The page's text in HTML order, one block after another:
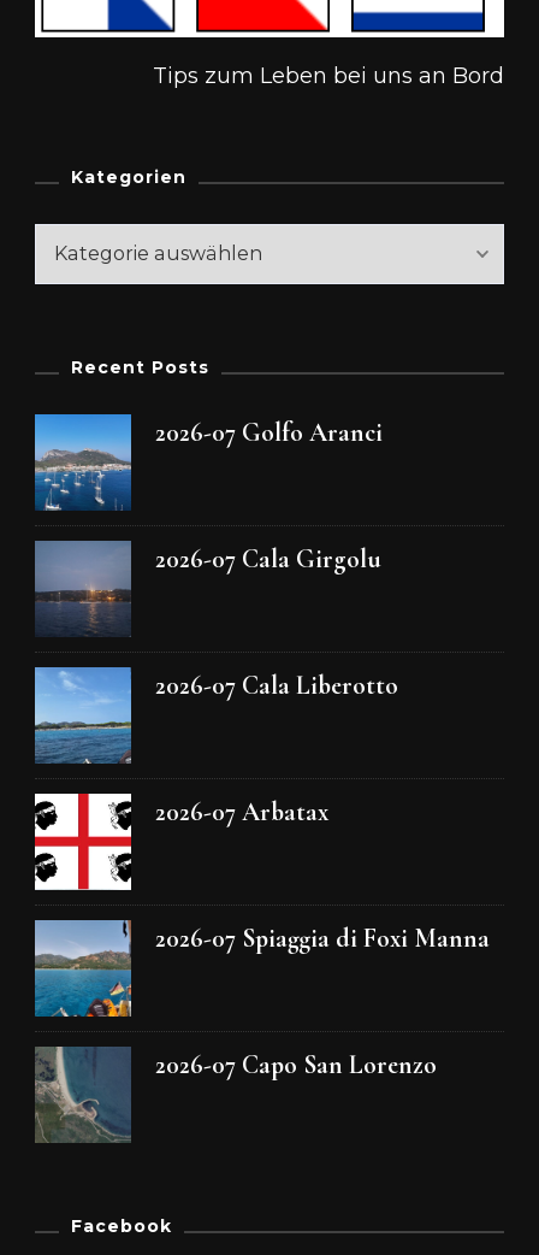
Tips zum Leben bei uns an Bord
Kategorien
Kategorien
Recent Posts
2026-07 Golfo Aranci
2026-07 Cala Girgolu
2026-07 Cala Liberotto
2026-07 Arbatax
2026-07 Spiaggia di Foxi Manna
2026-07 Capo San Lorenzo
Facebook